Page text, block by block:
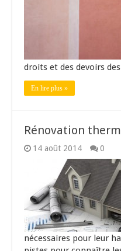
droits et des devoirs
En lire plus »
Rénovation
14 août 2014 0
nécessaires pour leur